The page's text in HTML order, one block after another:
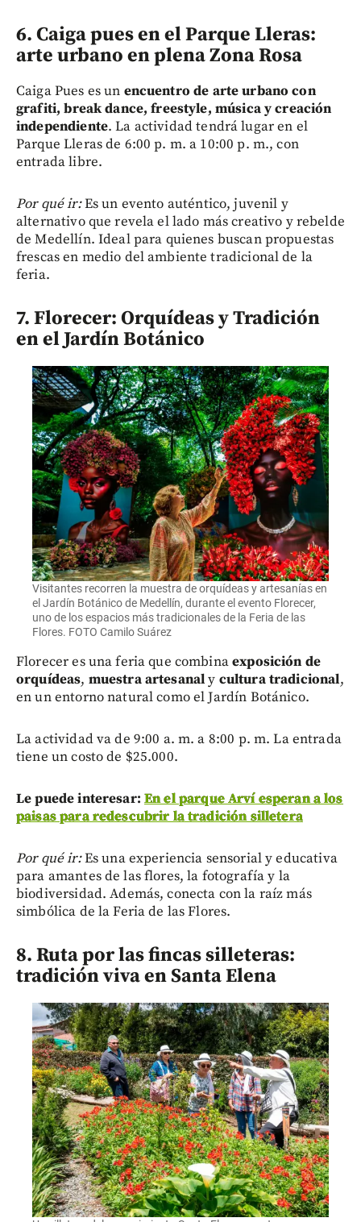
6. Caiga pues en el Parque Lleras:
arte urbano en plena Zona Rosa
Caiga Pues es un encuentro de arte urbano con
grafiti, break dance, freestyle, música y creación
independiente. La actividad tendrá lugar en el
Parque Lleras de 6:00 p. m. a 10:00 p. m., con
entrada libre.
Por qué ir:Es un evento auténtico, juvenil y
alternativo que revela el lado más creativo y rebelde
de Medellín. Ideal para quienes buscan propuestas
frescas en medio del ambiente tradicional de la
feria.
7. Florecer: Orquídeas y Tradición
en el Jardín Botánico
Visitantes recorren la muestra de orquídeas y artesanías en
el Jardín Botánico de Medellín, durante el evento Florecer,
uno de los espacios más tradicionales de la Feria de las
Flores. FOTO Camilo Suárez
Florecer es una feria que combinaexposición de
orquídeas, muestra artesanaly cultura tradicional,
en un entorno natural como el Jardín Botánico.
La actividad va de 9:00 a. m. a 8:00 p. m. La entrada
tiene un costo de $25.000.
Le puede interesar: En el parque Arví esperan a los
paisas para redescubrir la tradición silletera
Por qué ir:Es una experiencia sensorial y educativa
para amantes de las flores, la fotografía y la
biodiversidad. Además, conecta con la raíz más
simbólica de la Feria de las Flores.
8. Ruta por las fincas silleteras:
tradición viva en Santa Elena